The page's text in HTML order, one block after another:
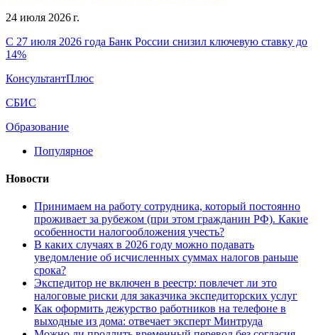
24 июля 2026 г.
С 27 июля 2026 года Банк России снизил ключевую ставку до
14%
КонсультантПлюс
СБИС
Образование
Популярное
Новости
Принимаем на работу сотрудника, который постоянно
проживает за рубежом (при этом гражданин РФ). Какие
особенности налогообложения учесть?
В каких случаях в 2026 году можно подавать
уведомление об исчисленных суммах налогов раньше
срока?
Экспедитор не включен в реестр: повлечет ли это
налоговые риски для заказчика экспедиторских услуг
Как оформить дежурство работников на телефоне в
выходные из дома: отвечает эксперт Минтруда